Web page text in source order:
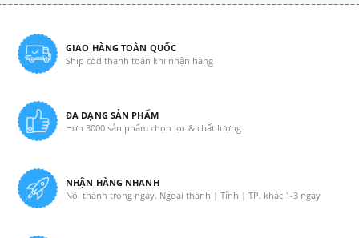
GIAO HÀNG TOÀN QUỐC
Ship cod thanh toán khi nhận hàng
ĐA DẠNG SẢN PHẨM
Hơn 3000 sản phẩm chọn lọc & chất lượng
NHẬN HÀNG NHANH
Nội thành trong ngày. Ngoại thành | Tỉnh | TP. khác 1-3 ngày